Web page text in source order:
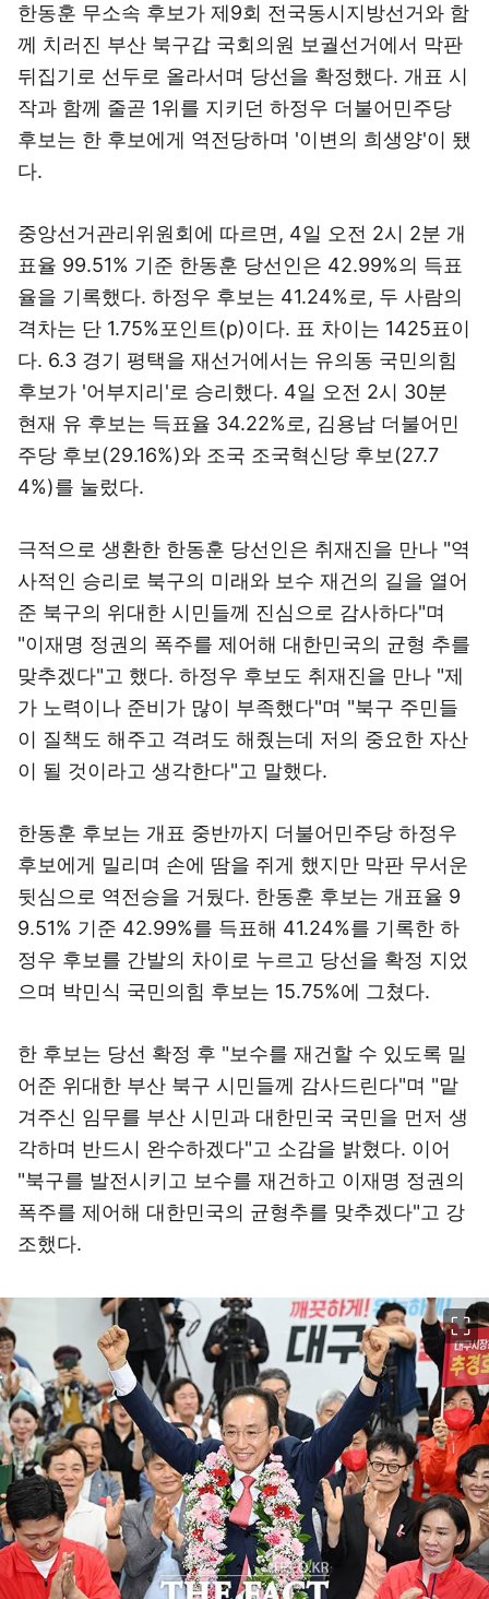
한동훈 무소속 후보가 제9회 전국동시지방선거와 함
께 치러진 부산 북구갑 국회의원 보궐선거에서 막판
뒤집기로 선두로 올라서며 당선을 확정했다. 개표 시
작과 함께 줄곧 1위를 지키던 하정우 더불어민주당
후보는 한 후보에게 역전당하며 '이변의 희생양'이 됐
다.
중앙선거관리위원회에 따르면, 4일 오전 2시 2분 개
표율 99.51% 기준 한동훈 당선인은 42.99%의 득표
율을 기록했다. 하정우 후보는 41.24%로, 두 사람의
격차는 단 1.75%포인트(p)이다. 표 차이는 1425표이
다. 6.3 경기 평택을 재선거에서는 유의동 국민의힘
후보가 '어부지리'로 승리했다. 4일 오전 2시 30분
현재 유 후보는 득표율 34.22%로, 김용남 더불어민
주당 후보(29.16%)와 조국 조국혁신당 후보(27.7
4%)를 눌렀다.
극적으로 생환한 한동훈 당선인은 취재진을 만나 "역
사적인 승리로 북구의 미래와 보수 재건의 길을 열어
준 북구의 위대한 시민들께 진심으로 감사하다"며
"이재명 정권의 폭주를 제어해 대한민국의 균형 추를
맞추겠다"고 했다. 하정우 후보도 취재진을 만나 "제
가 노력이나 준비가 많이 부족했다"며 "북구 주민들
이 질책도 해주고 격려도 해줬는데 저의 중요한 자산
이 될 것이라고 생각한다"고 말했다.
한동훈 후보는 개표 중반까지 더불어민주당 하정우
후보에게 밀리며 손에 땀을 쥐게 했지만 막판 무서운
뒷심으로 역전승을 거뒀다. 한동훈 후보는 개표율 9
9.51% 기준 42.99%를 득표해 41.24%를 기록한 하
정우 후보를 간발의 차이로 누르고 당선을 확정 지었
으며 박민식 국민의힘 후보는 15.75%에 그쳤다.
한 후보는 당선 확정 후 "보수를 재건할 수 있도록 밀
어준 위대한 부산 북구 시민들께 감사드린다"며 "맡
겨주신 임무를 부산 시민과 대한민국 국민을 먼저 생
각하며 반드시 완수하겠다"고 소감을 밝혔다. 이어
"북구를 발전시키고 보수를 재건하고 이재명 정권의
폭주를 제어해 대한민국의 균형추를 맞추겠다"고 강
조했다.